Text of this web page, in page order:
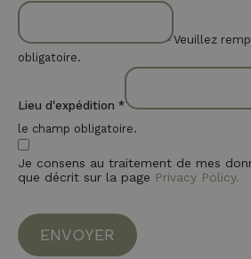
Veuillez
obligatoire.
Lieu d'expédition *
le champ obligatoire.
Je consens au traitement de mes
que décrit sur la page Privacy Policy.
ENVOYER